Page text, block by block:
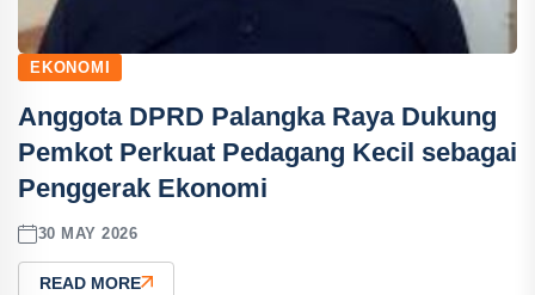
EKONOMI
Anggota DPRD Palangka Raya Dukung
Pemkot Perkuat Pedagang Kecil sebagai
Penggerak Ekonomi
30 MAY 2026
READ MORE